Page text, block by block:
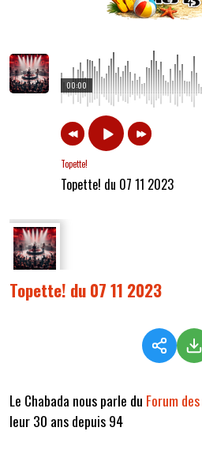
00:00
Topette!
Topette! du 07 11 2023
Topette! du 07 11 2023
Le Chabada nous parle du Forum
leur 30 ans depuis 94